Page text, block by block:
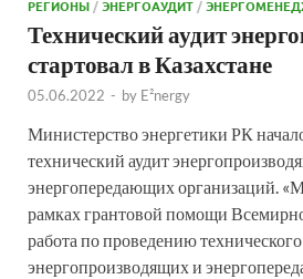
РЕГИОНЫ/ЭНЕРГОАУДИТ/
Технический аудит
стартовал в Казахстане
05.06.2022 - by E²nergy
Министерство энергетики РК
технический аудит
энергопередающих организаций.
рамках грантовой помощи
работа по проведению технического
энергопроизводящих и